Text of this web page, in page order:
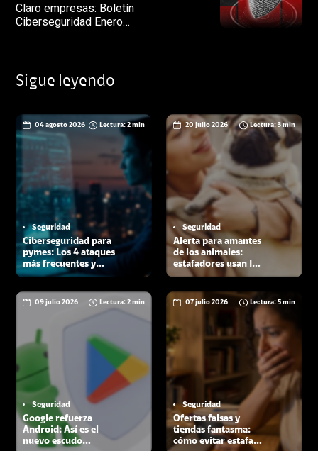
Claro empresas: Boletín
Ciberseguridad Enero
Sigue leyendo
04 agosto 2026 Lectura: 2 min
Seguridad
Ciberseguridad para
pymes: Los 4 ataques
más frecuentes y
cómo proteger tu
20 julio 2026 Lectura: 3 min
Seguridad
Alerta para amantes
de los animales:
estafadores usan IA
para pedir dinero
09 julio 2026 Lectura: 2 min
Seguridad
Google refuerza
Android: Así es el
nuevo escudo
07 julio 2026 Lectura: 5 min
Seguridad
Ofertas falsas y
tiendas fantasma:
cómo evitar estafas